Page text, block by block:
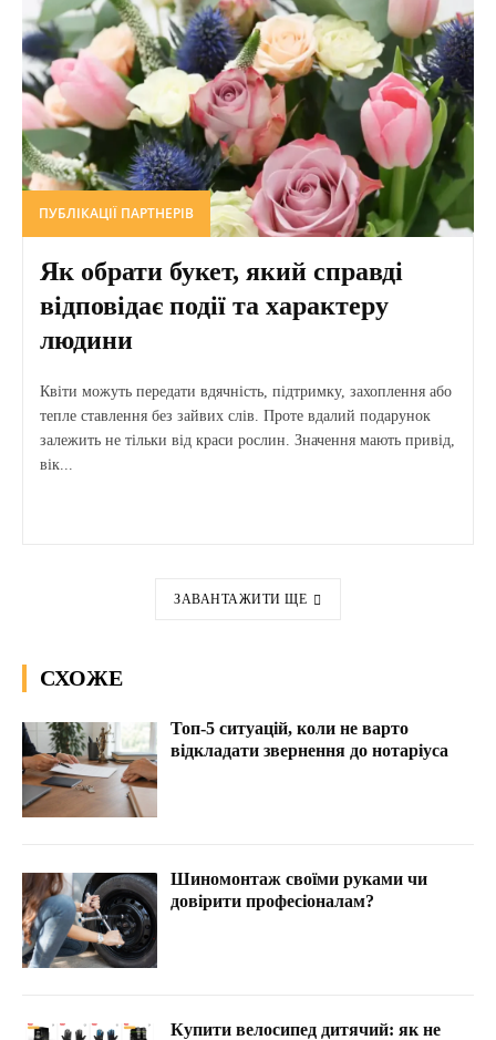
ПУБЛІКАЦІЇ ПАРТНЕРІВ
Як обрати букет, який справді
відповідає події та характеру
людини
Квіти можуть передати вдячність, підтримку, захоплення або
тепле ставлення без зайвих слів. Проте вдалий подарунок
залежить не тільки від краси рослин. Значення мають привід,
вік...
ЗАВАНТАЖИТИ ЩЕ
СХОЖЕ
Топ-5 ситуацій, коли не варто
відкладати звернення до нотаріуса
Шиномонтаж своїми руками чи
довірити професіоналам?
Купити велосипед дитячий: як не